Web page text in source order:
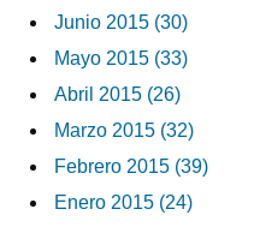
Junio 2015 (30)
Mayo 2015 (33)
Abril 2015 (26)
Marzo 2015 (32)
Febrero 2015 (39)
Enero 2015 (24)